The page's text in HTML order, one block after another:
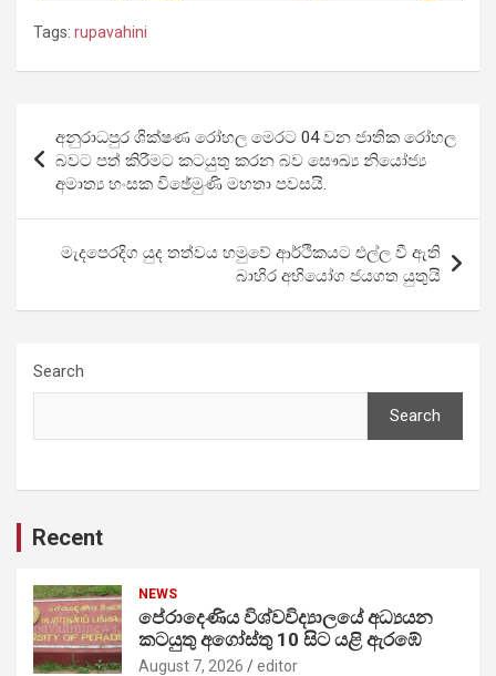
Tags: rupavahini
navigation
අනුරාධපුර ශික්ෂණ රෝහල මෙරට 04 වන ජාතික රෝහල
බවට පත් කිරීමට කටයුතු කරන බව සෞඛ්‍ය නියෝජ්‍ය
අමාත්‍ය හංසක විඡේමුණි මහතා පවසයි.
මැදපෙරදිග යුද තත්වය හමුවේ ආර්ථිකයට එල්ල වී ඇති
බාහිර අභියෝග ජයගත යුතුයි
Search
Search
Recent
NEWS
පේරාදෙණිය විශ්වවිද්‍යාලයේ අධ්‍යයන
කටයුතු අගෝස්තු 10 සිට යළි ඇරඹේ
August 7, 2026 editor